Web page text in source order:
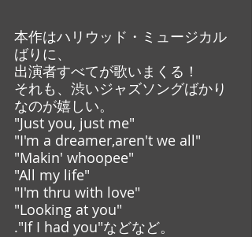
本作はハリウッド・ミュージカル
ばりに、
出演者すべてが歌いまくる！
それも、渋いジャズソングばかり
なのが嬉しい。
"Just you, just me"
"I'm a dreamer,aren't we all"
"Makin' whoopee"
"All my life"
"I'm thru with love"
"Looking at you"
."If I had you"などなど。